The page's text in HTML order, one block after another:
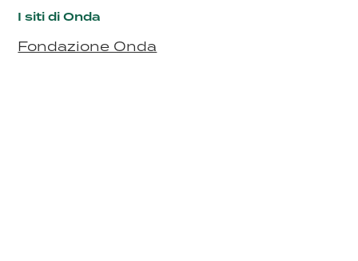
I siti di Onda
Fondazione Onda